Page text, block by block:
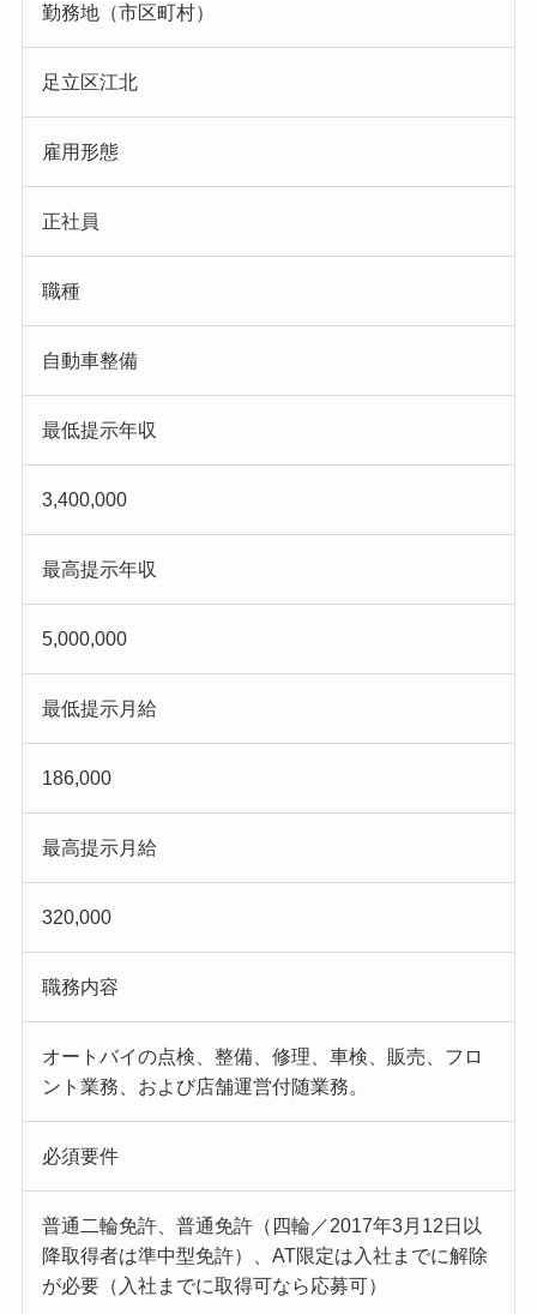
勤務地（市区町村）
足立区江北
雇用形態
正社員
職種
自動車整備
最低提示年収
3,400,000
最高提示年収
5,000,000
最低提示月給
186,000
最高提示月給
320,000
職務内容
オートバイの点検、整備、修理、車検、販売、フロ
ント業務、および店舗運営付随業務。
必須要件
普通二輪免許、普通免許（四輪／2017年3月12日以
降取得者は準中型免許）、AT限定は入社までに解除
が必要（入社までに取得可なら応募可）